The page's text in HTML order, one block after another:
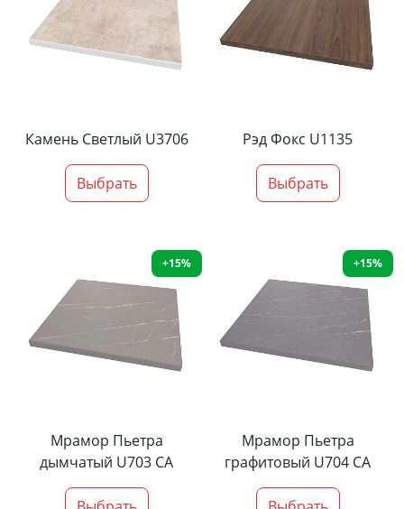
Камень Светлый U3706
Выбрать
Рэд Фокс U1135
Выбрать
+15%
Мрамор Пьетра
дымчатый U703 CA
+15%
Мрамор Пьетра
графитовый U704 CA